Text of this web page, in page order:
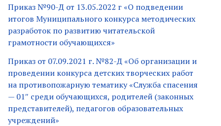
Приказ №90-Д от 13.05.2022 г «О подведении
итогов Муниципального конкурса методических
разработок по развитию читательской
грамотности обучающихся»
Приказ от 07.09.2021 г. №82-Д «Об организации и
проведении конкурса детских творческих работ
на противопожарную тематику «Служба спасения
— 01″ среди обучающихся, родителей (законных
представителей), педагогов образовательных
учреждений»